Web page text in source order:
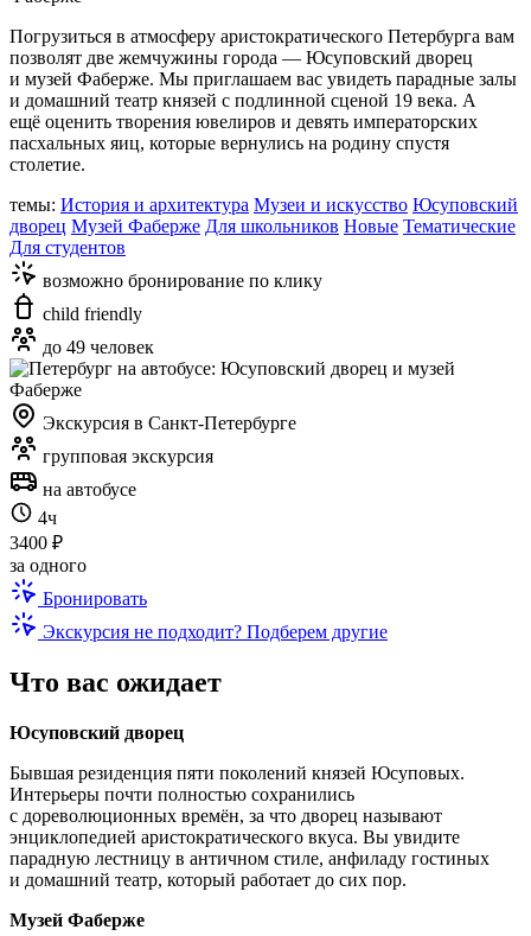
Погрузиться в атмосферу аристократического Петербурга вам
позволят две жемчужины города — Юсуповский дворец
и музей Фаберже. Мы приглашаем вас увидеть парадные залы
и домашний театр князей с подлинной сценой 19 века. А
ещё оценить творения ювелиров и девять императорских
пасхальных яиц, которые вернулись на родину спустя
столетие.
темы: История и архитектура Музеи и искусство Юсуповский
дворец Музей Фаберже Для школьников Новые Тематические
Для студентов
возможно бронирование по клику
child friendly
до 49 человек
Экскурсия в Санкт-Петербурге
групповая экскурсия
на автобусе
4ч
3400 ₽
за одного
Бронировать
Экскурсия не подходит? Подберем другие
Что вас ожидает
Юсуповский дворец
Бывшая резиденция пяти поколений князей Юсуповых.
Интерьеры почти полностью сохранились
с дореволюционных времён, за что дворец называют
энциклопедией аристократического вкуса. Вы увидите
парадную лестницу в античном стиле, анфиладу гостиных
и домашний театр, который работает до сих пор.
Музей Фаберже